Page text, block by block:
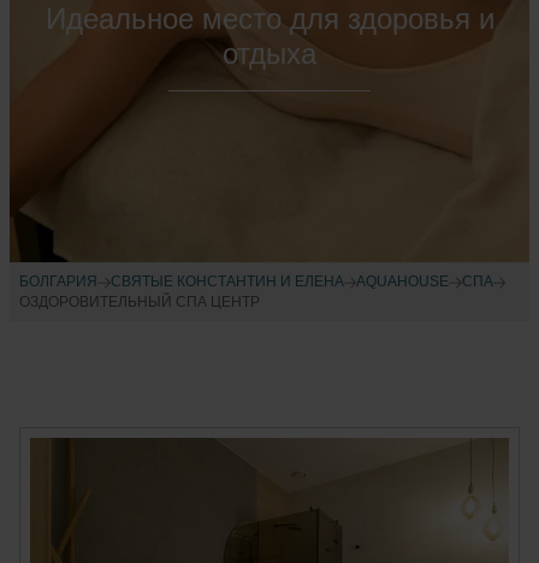
Идеальное место для здоровья и
отдыха
БОЛГАРИЯ СВЯТЫЕ КОНСТАНТИН И ЕЛЕНА AQUAHOUSE
СПА
ОЗДОРОВИТЕЛЬНЫЙ СПА ЦЕНТР